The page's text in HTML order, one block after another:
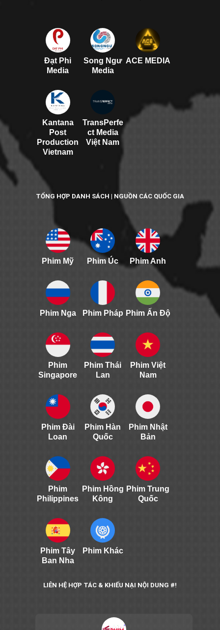
Đạt Phi
Media
Song Ngư
Media
ACE MEDIA
Kantana
Post
Production
Vietnam
TransPerfe
ct Media
Việt Nam
TỔNG HỢP DANH SÁCH | NGUỒN CÁC QUỐC GIA
Phim Mỹ Phim Úc Phim Anh
Phim Nga Phim Pháp Phim Ấn Độ
Phim
Singapore
Phim Thái
Lan
Phim Việt
Nam
Phim Đài
Loan
Phim Hàn
Quốc
Phim Nhật
Bản
Phim
Philippines
Phim Hồng
Kông
Phim Trung
Quốc
Phim Tây
Ban Nha
Phim Khác
LIÊN HỆ HỢP TÁC & KHIẾU NẠI NỘI DUNG #!